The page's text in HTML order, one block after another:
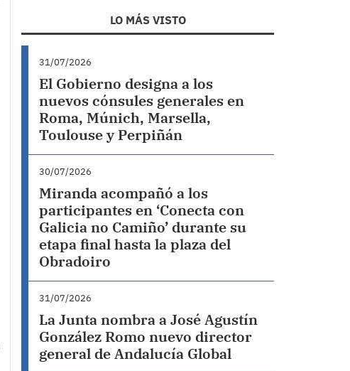
LO MÁS VISTO
31/07/2026
El Gobierno designa a los
nuevos cónsules generales en
Roma, Múnich, Marsella,
Toulouse y Perpiñán
30/07/2026
Miranda acompañó a los
participantes en ‘Conecta con
Galicia no Camiño’ durante su
etapa final hasta la plaza del
Obradoiro
31/07/2026
La Junta nombra a José Agustín
González Romo nuevo director
general de Andalucía Global